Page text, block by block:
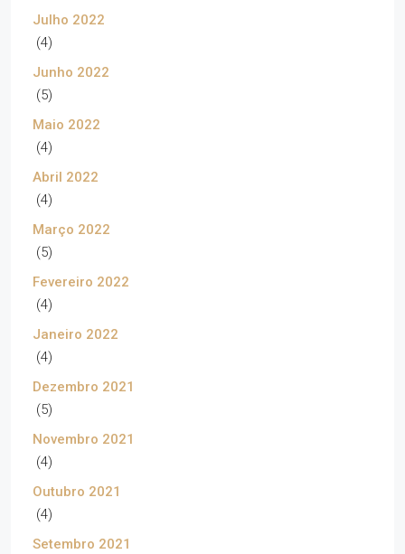
Julho 2022
(4)
Junho 2022
(5)
Maio 2022
(4)
Abril 2022
(4)
Março 2022
(5)
Fevereiro 2022
(4)
Janeiro 2022
(4)
Dezembro 2021
(5)
Novembro 2021
(4)
Outubro 2021
(4)
Setembro 2021